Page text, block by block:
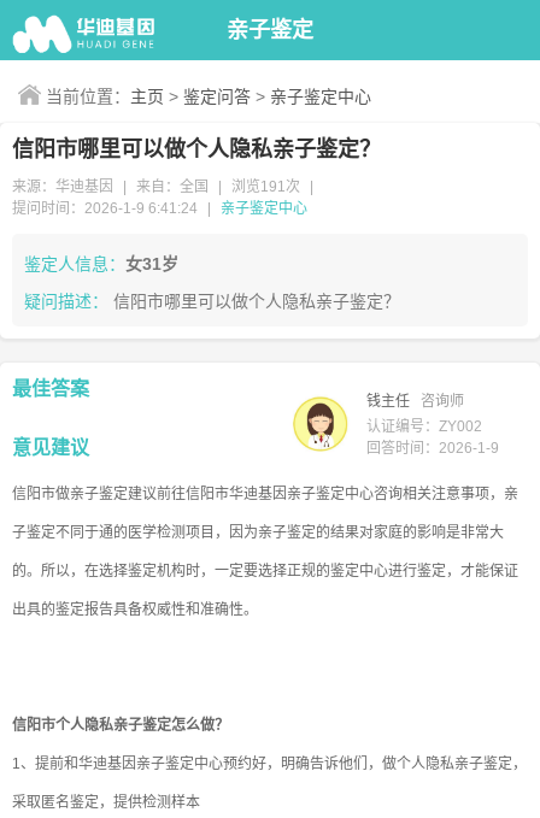
亲子鉴定
当前位置： 主页 > 鉴定问答 > 亲子鉴定中心
信阳市哪里可以做个人隐私亲子鉴定？
来源：华迪基因 来自：全国
浏览191次
提问时间：2026-1-9 6:41:24
亲子鉴定中心
鉴定人信息： 女31岁
疑问描述：
信阳市哪里可以做个人隐私亲子鉴定？
钱主任
咨询师
认证编号：ZY002
回答时间：2026-1-9
最佳答案
意见建议
信阳市做亲子鉴定建议前往信阳市华迪基因亲子鉴定中心咨询相关注意事项，亲
子鉴定不同于通的医学检测项目，因为亲子鉴定的结果对家庭的影响是非常大
的。所以，在选择鉴定机构时，一定要选择正规的鉴定中心进行鉴定，才能保证
出具的鉴定报告具备权威性和准确性。
信阳市个人隐私亲子鉴定怎么做？
1、提前和华迪基因亲子鉴定中心预约好，明确告诉他们，做个人隐私亲子鉴定，
采取匿名鉴定，提供检测样本